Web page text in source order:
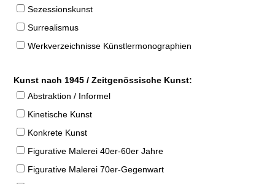
Sezessionskunst
Surrealismus
Werkverzeichnisse Künstlermonographien
Kunst nach 1945 / Zeitgenössische Kunst:
Abstraktion / Informel
Kinetische Kunst
Konkrete Kunst
Figurative Malerei 40er-60er Jahre
Figurative Malerei 70er-Gegenwart